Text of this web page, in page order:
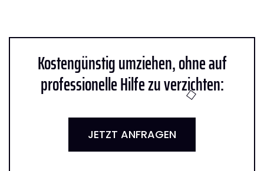
Kostengünstig umziehen, ohne auf
professionelle Hilfe zu verzichten:
JETZT ANFRAGEN